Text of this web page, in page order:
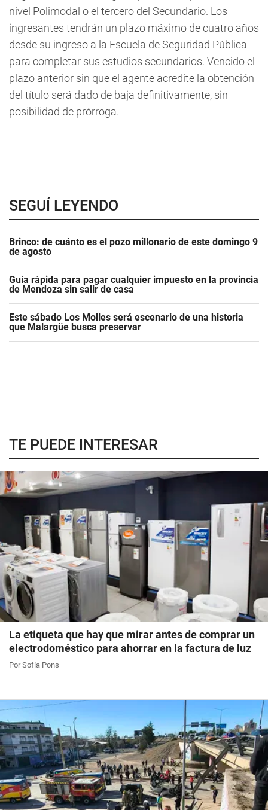
nivel Polimodal o el tercero del Secundario. Los
ingresantes tendrán un plazo máximo de cuatro años
desde su ingreso a la Escuela de Seguridad Pública
para completar sus estudios secundarios. Vencido el
plazo anterior sin que el agente acredite la obtención
del título será dado de baja definitivamente, sin
posibilidad de prórroga.
SEGUÍ LEYENDO
Brinco: de cuánto es el pozo millonario de este domingo 9
de agosto
Guía rápida para pagar cualquier impuesto en la provincia
de Mendoza sin salir de casa
Este sábado Los Molles será escenario de una historia
que Malargüe busca preservar
TE PUEDE INTERESAR
La etiqueta que hay que mirar antes de comprar un
electrodoméstico para ahorrar en la factura de luz
Por Sofía Pons